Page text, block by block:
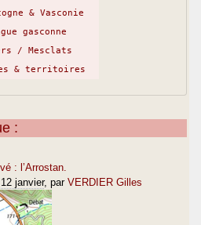
& Vasconie
gasconne
/ Mesclats
& territoires
:
: l’Arrostan.
12 janvier, par VERDIER Gilles